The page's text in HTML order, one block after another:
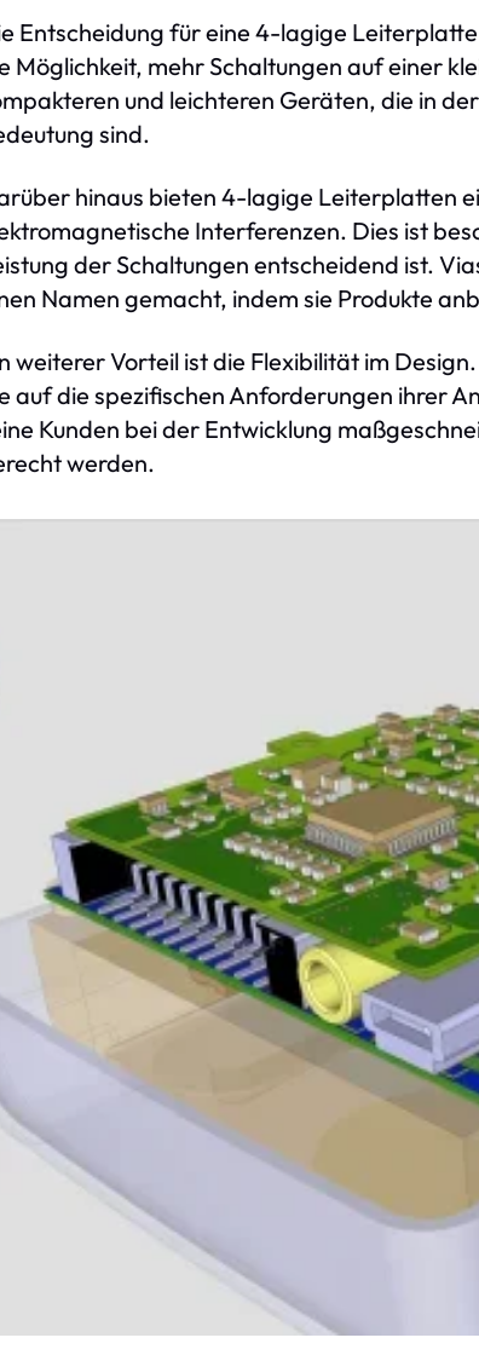
Entscheidung für eine 4-lagige
Möglichkeit, mehr Schaltungen auf einer
und leichteren Geräten, die in
sind.
hinaus bieten 4-lagige Leiterplatten
Interferenzen. Dies ist
der Schaltungen entscheidend ist.
Namen gemacht, indem sie Produkte
weiterer Vorteil ist die Flexibilität im
auf die spezifischen Anforderungen ihrer
Kunden bei der Entwicklung
werden.